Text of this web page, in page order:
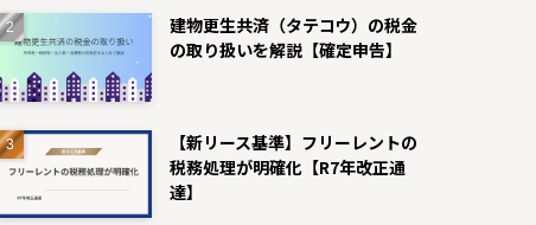
建物更生共済（タテコウ）の税金
の取り扱いを解説【確定申告】
【新リース基準】フリーレントの
税務処理が明確化【R7年改正通
達】